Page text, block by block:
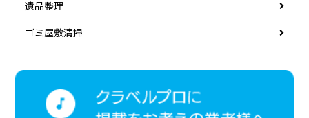
遺品整理
ゴミ屋敷清掃